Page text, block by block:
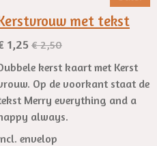
met tekst
1,25 € 2,50
kerst kaart met Kerst
Op de voorkant staat de
Merry everything and a
always.
envelop